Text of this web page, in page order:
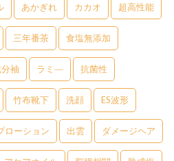
あかぎれ カカオ 超高性能
三年番茶 食塩無添加
袖 ラミ― 抗菌性
竹布靴下 洗顔 ES波形
ローション 出雲 ダメージヘア